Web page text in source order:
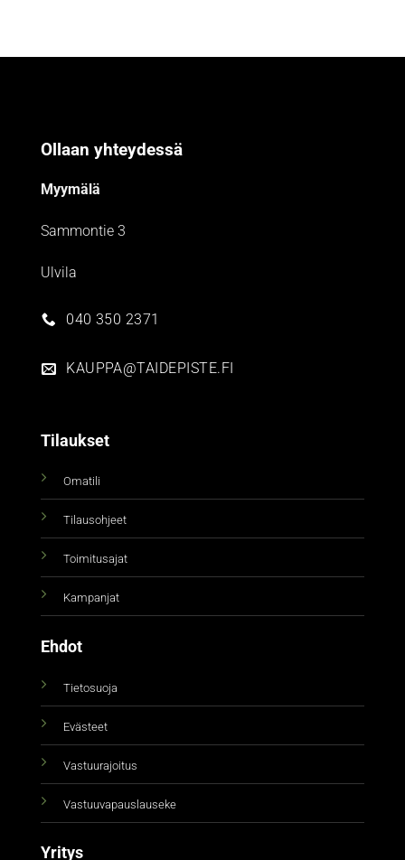
Ollaan yhteydessä
Myymälä
Sammontie 3
Ulvila
040 350 2371
KAUPPA@TAIDEPISTE.FI
Tilaukset
Omatili
Tilausohjeet
Toimitusajat
Kampanjat
Ehdot
Tietosuoja
Evästeet
Vastuurajoitus
Vastuuvapauslauseke
Yritys